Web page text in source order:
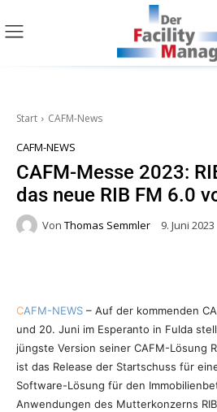
Start CAFM-News
CAFM-NEWS
CAFM-Messe 2023:
das neue RIB FM 6.0
Von Thomas Semmler 9. Juni 2023
CAFM-NEWS – Auf der kommenden
und 20. Juni im Esperanto in Fulda
jüngste Version seiner CAFM-Lösung
ist das Release der Startschuss für
Software-Lösung für den
Anwendungen des Mutterkonzerns